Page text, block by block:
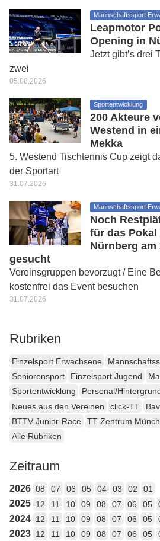
Mannschaftssport
Leapmotor
Opening in
Jetzt gibt’s drei
zwei
05.08.2026
Sportentwicklung
200 Akteure
Westend in
Mekka
5. Westend Tischtennis Cup zeigt
der Sportart
31.07.2026
Mannschaftssport
Noch
für das Pokal
Nürnberg am
gesucht
Vereinsgruppen bevorzugt / Eine
kostenfrei das Event besuchen
31.07.2026
Rubriken
Einzelsport Erwachsene
Seniorensport
Einzelsport Jugend
Sportentwicklung
Personal/
Neues aus den Vereinen
click-TT
BTTV Junior-Race
TT-Zentrum
Alle Rubriken
Zeitraum
2026 08 07 06 05 04 03 02 01
2025 12 11 10 09 08 07 06 05
2024 12 11 10 09 08 07 06 05
2023 12 11 10 09 08 07 06 05